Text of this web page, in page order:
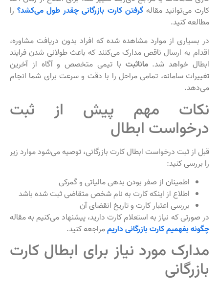
کارت می‌توانید مقالهگرفتن کارت بازرگانی چقدر طول می‌کشد؟را
مطالعه کنید.
در بسیاری از موارد مشاهده شده که افراد بدون دریافت مشاوره،
اقدام به ارسال ناقص مدارک می‌کنند که باعث طولانی شدن فرایند
ابطال خواهد شد.ماناثبت با تیمی متخصص و آگاه از آخرین
تغییرات سامانه، تمامی مراحل را با دقت و سرعت برای شما انجام
می‌دهد.
نکات مهم پیش از ثبت
درخواست ابطال
قبل از ثبت درخواست ابطال کارت بازرگانی، توصیه می‌شود موارد زیر
را بررسی کنید:
اطمینان از صفر بودن بدهی مالیاتی و گمرکی
اطلاع از اینکه کارت به نام شخص متقاضی ثبت شده باشد
بررسی اعتبار کارت و تاریخ انقضای آن
در صورتی که نیاز به استعلام کارت دارید، پیشنهاد می‌کنیم به مقاله
چگونه بفهمیم کارت بازرگانی داریممراجعه کنید.
مدارک مورد نیاز برای ابطال کارت
بازرگانی